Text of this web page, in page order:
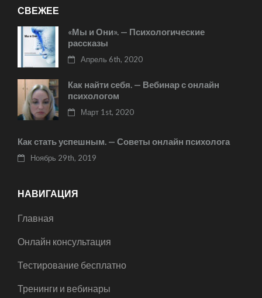
СВЕЖЕЕ
«Мы и Они». — Психологические
рассказы
Апрель 6th, 2020
Как найти себя. — Вебинар с онлайн
психологом
Март 1st, 2020
Как стать успешным. — Советы онлайн психолога
Ноябрь 29th, 2019
НАВИГАЦИЯ
Главная
Онлайн консультация
Тестирование бесплатно
Тренинги и вебинары